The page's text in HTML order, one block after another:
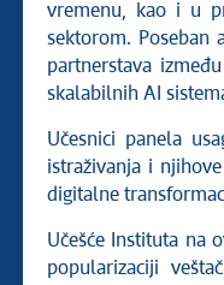
vremenu, kao i u
sektorom. Poseban
partnerstava
skalabilnih AI
Učesnici panela
istraživanja i
digitalne
Učešće Instituta na
popularizaciji